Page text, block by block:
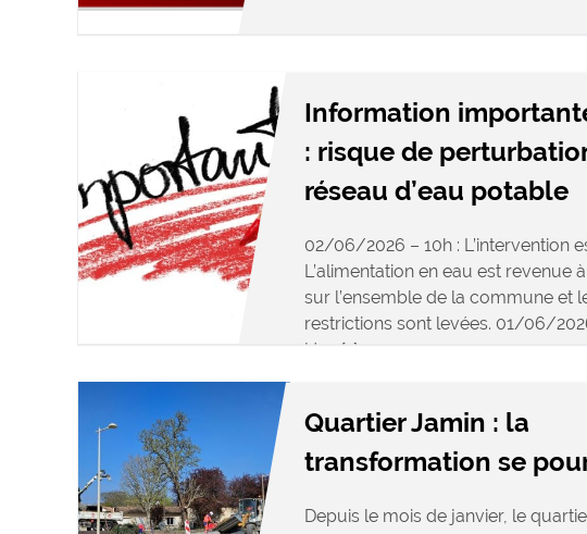
Information
: risque de
réseau d’eau potable
02/06/2026 – 10h : L’intervention
L’alimentation en eau est revenue
sur l’ensemble de la commune et
restrictions sont levées. 01/06/
Une […]
Quartier Jamin : la
transformation se
Depuis le mois de janvier, le